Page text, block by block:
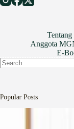
Anggota
E-
Popular Posts